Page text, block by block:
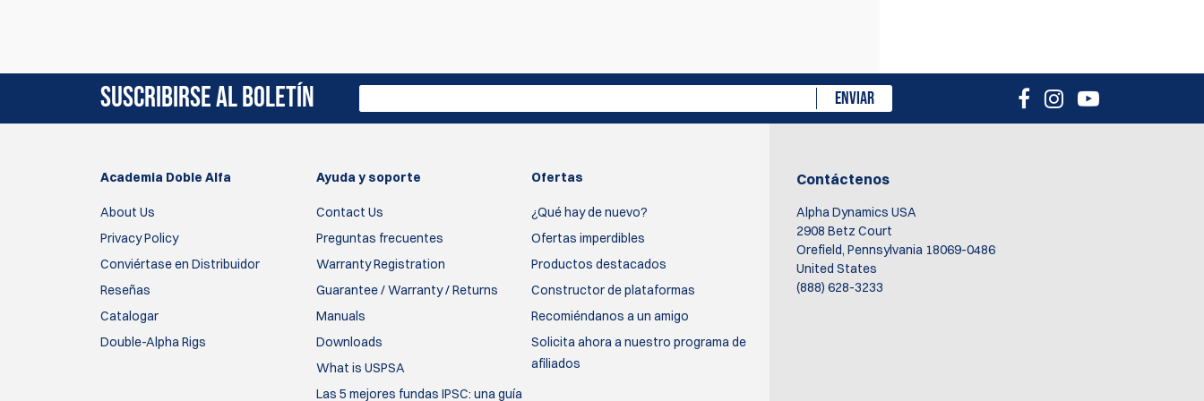
SUSCRIBIRSE AL BOLETÍN ENVIAR
Academia Doble Alfa
About Us
Privacy Policy
Conviértase en Distribuidor
Reseñas
Catalogar
Double-Alpha Rigs
Ayuda y soporte
Contact Us
Preguntas frecuentes
Warranty Registration
Guarantee / Warranty / Returns
Manuals
Downloads
What is USPSA
Las 5 mejores fundas IPSC: una guía
Ofertas
¿Qué hay de nuevo?
Ofertas imperdibles
Productos destacados
Constructor de plataformas
Recomiéndanos a un amigo
Solicita ahora a nuestro programa de
afiliados
Contáctenos
Alpha Dynamics USA
2908 Betz Court
Orefield, Pennsylvania 18069-0486
United States
(888) 628-3233